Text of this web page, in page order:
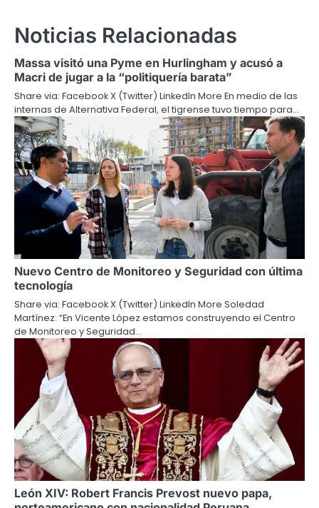
Noticias Relacionadas
Massa visitó una Pyme en Hurlingham y acusó a
Macri de jugar a la “politiquería barata”
Share via: Facebook X (Twitter) LinkedIn More En medio de las
internas de Alternativa Federal, el tigrense tuvo tiempo para…
Nuevo Centro de Monitoreo y Seguridad con última
tecnología
Share via: Facebook X (Twitter) LinkedIn More Soledad
Martínez: “En Vicente López estamos construyendo el Centro
de Monitoreo y Seguridad…
León XIV: Robert Francis Prevost nuevo papa,